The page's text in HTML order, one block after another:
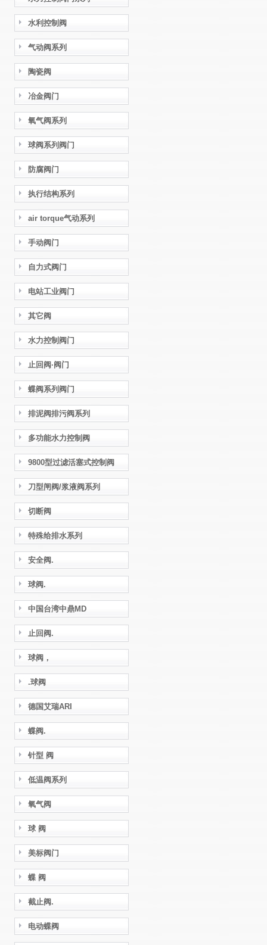
水利控制阀
气动阀系列
陶瓷阀
冶金阀门
氧气阀系列
球阀系列阀门
防腐阀门
执行结构系列
air torque气动系列
手动阀门
自力式阀门
电站工业阀门
其它阀
水力控制阀门
止回阀·阀门
蝶阀系列阀门
排泥阀排污阀系列
多功能水力控制阀
9800型过滤活塞式控制阀
刀型闸阀/浆液阀系列
切断阀
特殊给排水系列
安全阀.
球阀.
中国台湾中鼎MD
止回阀.
球阀，
.球阀
德国艾瑞ARI
蝶阀.
针型 阀
低温阀系列
氧气阀
球 阀
美标阀门
蝶 阀
截止阀.
电动蝶阀